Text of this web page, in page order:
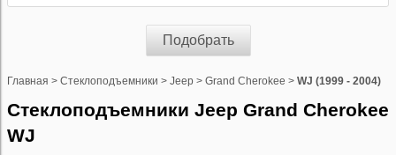
Подобрать
Главная > Стеклоподъемники > Jeep > Grand Cherokee > WJ (1999 - 2004)
Стеклоподъемники Jeep Grand Cherokee
WJ